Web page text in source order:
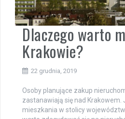
Dlaczego warto
Krakowie?
22 grudnia, 2019
Osoby planujące zakup
zastanawiają się nad Krakowem.
mieszkania w stolicy